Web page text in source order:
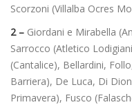
Scorzoni (Villalba Ocres
2 – Giordani e Mirabella
Sarrocco (Atletico
(Cantalice), Bellardini,
Barriera), De Luca, Di
Primavera), Fusco